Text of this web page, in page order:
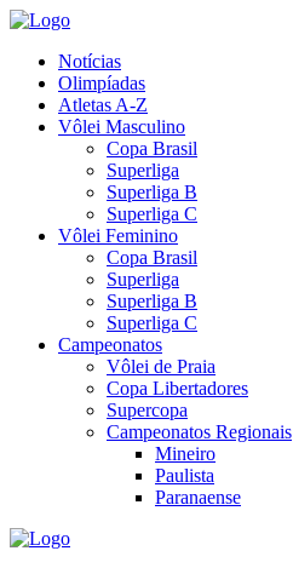
Notícias
Olimpíadas
Atletas A-Z
Vôlei Masculino
Copa Brasil
Superliga
Superliga B
Superliga C
Vôlei Feminino
Copa Brasil
Superliga
Superliga B
Superliga C
Campeonatos
Vôlei de Praia
Copa Libertadores
Supercopa
Campeonatos Regionais
Mineiro
Paulista
Paranaense